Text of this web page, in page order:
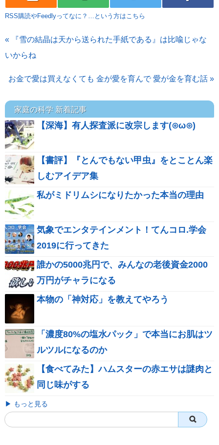
RSS購読やFeedlyってなに？…という方はこちら
« 『雪の結晶は天から送られた手紙である』は比喩じゃな
いからね
お金で愛は買えなくても 金が愛を育んで 愛が金を育む話 »
家庭の科学 新着記事
【深海】有人探査派に改宗します(⊙ω⊙)
【書評】『とんでもない甲虫』をとことん楽
しむアイデア集
私がミドリムシになりたかった本当の理由
気象でエンタテインメント！てんコロ.学会
2019に行ってきた
誰かの5000兆円で、みんなの老後資金2000
万円がチャラになる
本物の「神対応」を教えてやろう
「濃度80%の塩水パック」で本当にお肌はツ
ルツルになるのか
【食べてみた】ハムスターの赤エサは謎肉と
同じ味がする
▶ もっと見る